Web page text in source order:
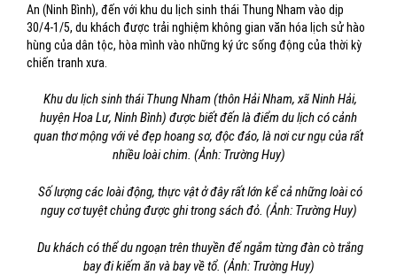
An (Ninh Bình), đến với khu du lịch sinh thái Thung Nham vào dịp
30/4-1/5, du khách được trải nghiệm không gian văn hóa lịch sử hào
hùng của dân tộc, hòa mình vào những ký ức sống động của thời kỳ
chiến tranh xưa.
Khu du lịch sinh thái Thung Nham (thôn Hải Nham, xã Ninh Hải,
huyện Hoa Lư, Ninh Bình) được biết đến là điểm du lịch có cảnh
quan thơ mộng với vẻ đẹp hoang sơ, độc đáo, là nơi cư ngụ của rất
nhiều loài chim. (Ảnh: Trường Huy)
Số lượng các loài động, thực vật ở đây rất lớn kể cả những loài có
nguy cơ tuyệt chủng được ghi trong sách đỏ. (Ảnh: Trường Huy)
Du khách có thể du ngoạn trên thuyền để ngắm từng đàn cò trắng
bay đi kiếm ăn và bay về tổ. (Ảnh: Trường Huy)